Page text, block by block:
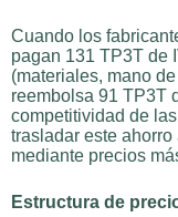
Cuando los
pagan 131 TP3T de
(materiales, mano
reembolsa 91 TP3T
competitividad de
trasladar este
mediante precios
Estructura de